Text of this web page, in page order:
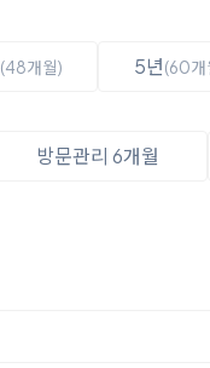
(48개월) 5년(60개
방문관리 6개월